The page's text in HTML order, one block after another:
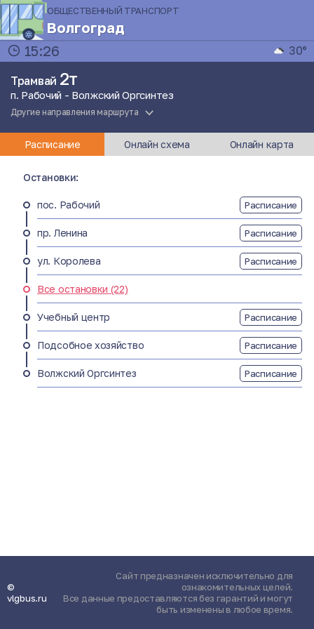
ОБЩЕСТВЕННЫЙ ТРАНСПОРТ
Волгоград
15:26
30°
Трамвай 2т
п. Рабочий - Волжский Оргсинтез
Другие направления маршрута
Расписание Онлайн схема Онлайн карта
Остановки:
пос. Рабочий Расписание
пр. Ленина Расписание
ул. Королева Расписание
Все остановки (22)
Учебный центр Расписание
Подсобное хозяйство Расписание
Волжский Оргсинтез Расписание
©
vlgbus.ru
Сайт предназначен исключительно для
ознакомительных целей.
Все данные предоставляются без гарантий и могут
быть изменены в любое время.